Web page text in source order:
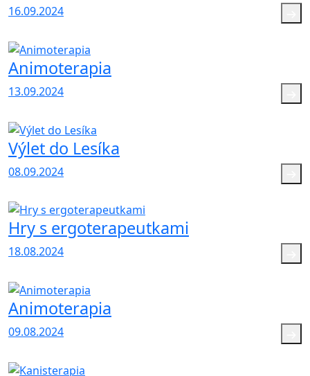
16.09.2024
Animoterapia
13.09.2024
Výlet do Lesíka
08.09.2024
Hry s ergoterapeutkami
18.08.2024
Animoterapia
09.08.2024